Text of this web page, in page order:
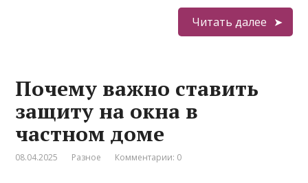
Читать далее
Почему важно ставить
защиту на окна в
частном доме
08.04.2025 Разное Комментарии: 0